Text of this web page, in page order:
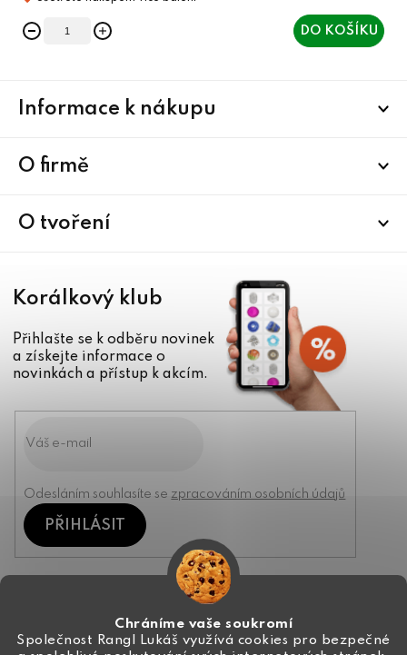
Chráníme vaše soukromí
Společnost Rangl Lukáš využívá cookies pro bezpečné
DO KOŠÍKU
Informace k nákupu
O firmě
O tvoření
Korálkový klub
Přihlašte se k odběru novinek
a získejte informace o
novinkách a přístup k akcím.
Odesláním souhlasíte se zpracováním osobních údajů
PŘIHLÁSIT